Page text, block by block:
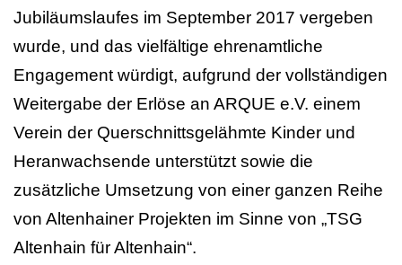
Jubiläumslaufes im September 2017 vergeben
wurde, und das vielfältige ehrenamtliche
Engagement würdigt, aufgrund der vollständigen
Weitergabe der Erlöse an ARQUE e.V. einem
Verein der Querschnittsgelähmte Kinder und
Heranwachsende unterstützt sowie die
zusätzliche Umsetzung von einer ganzen Reihe
von Altenhainer Projekten im Sinne von „TSG
Altenhain für Altenhain“.